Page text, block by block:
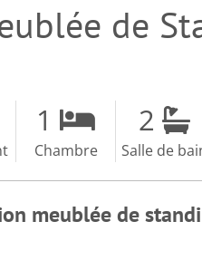
de
1
Chambre
2
Salle de
meublée de